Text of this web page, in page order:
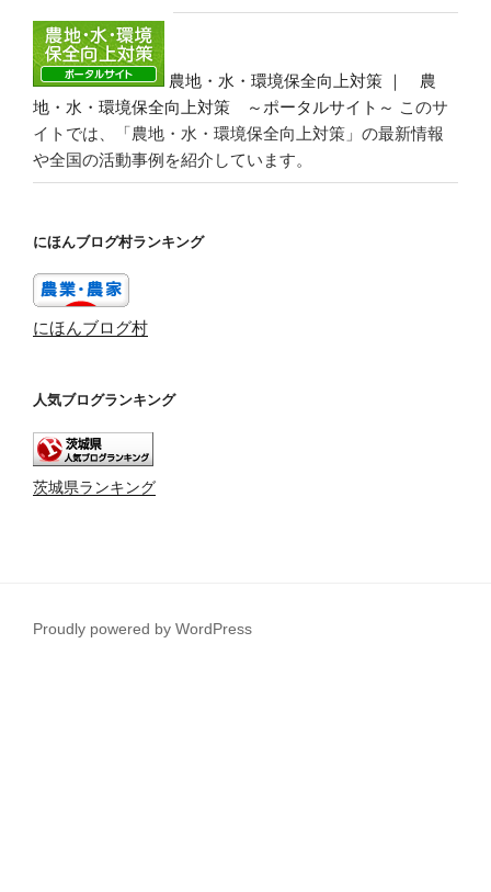
農地・水・環境保全向上対策 ｜ 農
地・水・環境保全向上対策 ～ポータルサイト～ このサ
イトでは、「農地・水・環境保全向上対策」の最新情報
や全国の活動事例を紹介しています。
にほんブログ村ランキング
にほんブログ村
人気ブログランキング
茨城県ランキング
Proudly powered by WordPress